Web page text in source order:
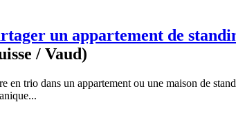
un appartement de
/ Vaud)
en trio dans un appartement ou une maison de